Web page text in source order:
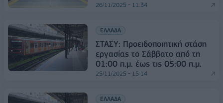
26/11/2025 - 11:34
ΕΛΛΑΔΑ
ΣΤΑΣΥ: Προειδοποιητική στάση
εργασίας το Σάββατο από τη
01:00 π.μ. έως τις 05:00 π.μ.
25/11/2025 - 15:14
ΕΛΛΑΔΑ